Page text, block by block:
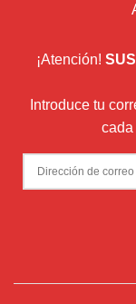
¡Atención!
Introduce tu
cada
Dirección
de